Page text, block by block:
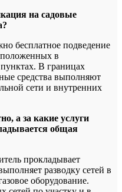
на садовые
бесплатное подведение
в
В границах
средства выполняют
сети и внутренних
а за какие услуги
общая
прокладывает
разводку сетей в
оборудование.